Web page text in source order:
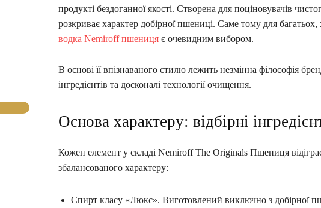
продукті бездоганної якості. Створена для поціновувачів
розкриває характер добірної пшениці. Саме тому для
водка Nemiroff пшениця є очевидним вибором.
В основі її впізнаваного стилю лежить незмінна філософія
інгредієнтів та досконалі технології очищення.
Основа характеру: відбірні
Кожен елемент у складі Nemiroff The Originals Пшениця
збалансованого характеру:
Спирт класу «Люкс». Виготовлений виключно з добірної